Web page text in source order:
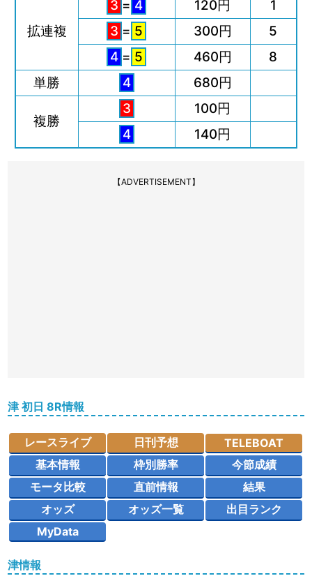
拡連複
3 = 4 120円
1
3 = 5 300円
5
4 = 5 460円
8
単勝
4 680円
複勝
3
100円
4
140円
【ADVERTISEMENT】
津 初日 8R情報
レースライブ 日刊予想
TELEBOAT
基本情報
枠別勝率
今節成績
モータ比較
直前情報
結果
オッズ
オッズ一覧
出目ランク
MyData
津情報